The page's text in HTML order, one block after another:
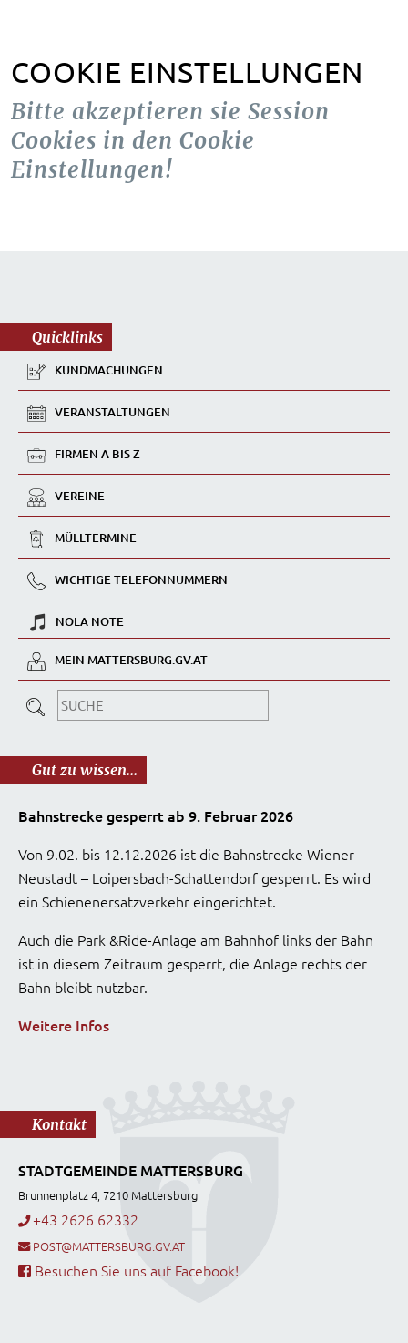
COOKIE EINSTELLUNGEN
Bitte akzeptieren sie Session
Cookies in den Cookie
Einstellungen!
Quicklinks
KUNDMACHUNGEN
VERANSTALTUNGEN
FIRMEN A BIS Z
VEREINE
MÜLLTERMINE
WICHTIGE TELEFONNUMMERN
NOLA NOTE
MEIN MATTERSBURG.GV.AT
Gut zu wissen...
Bahnstrecke gesperrt ab 9. Februar 2026
Von 9.02. bis 12.12.2026 ist die Bahnstrecke Wiener
Neustadt – Loipersbach-Schattendorf gesperrt. Es wird
ein Schienenersatzverkehr eingerichtet.
Auch die Park &Ride-Anlage am Bahnhof links der Bahn
ist in diesem Zeitraum gesperrt, die Anlage rechts der
Bahn bleibt nutzbar.
Weitere Infos
Kontakt
STADTGEMEINDE MATTERSBURG
Brunnenplatz 4, 7210 Mattersburg
+43 2626 62332
POST@MATTERSBURG.GV.AT
Besuchen Sie uns auf Facebook!